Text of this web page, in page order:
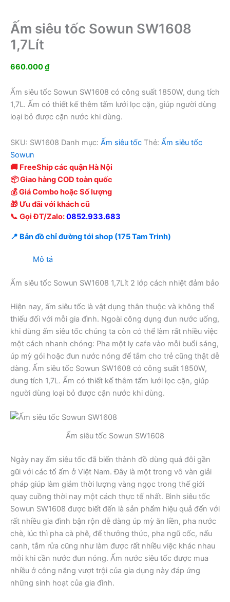
Ấm siêu tốc Sowun SW1608
1,7Lít
660.000₫
Ấm siêu tốc Sowun SW1608 có công suất 1850W, dung tích
1,7L. Ấm có thiết kế thêm tấm lưới lọc cặn, giúp người dùng
loại bỏ được cặn nước khi dùng.
SKU: SW1608 Danh mục: Ấm siêu tốc Thẻ: Ấm siêu tốc
Sowun
🚚 FreeShip các quận Hà Nội
📦 Giao hàng COD toàn quốc
💰 Giá Combo hoặc Số lượng
🎁 Ưu đãi với khách cũ
📞 Gọi ĐT/Zalo:0852.933.683
📍 Bản đồ chỉ đường tới shop (175 Tam Trinh)
Mô tả
Ấm siêu tốc Sowun SW1608 1,7Lít 2 lớp cách nhiệt đảm bảo
Hiện nay, ấm siêu tốc là vật dụng thân thuộc và không thể
thiếu đối với mỗi gia đình. Ngoài công dụng đun nước uống,
khi dùng ấm siêu tốc chúng ta còn có thể làm rất nhiều việc
một cách nhanh chóng: Pha một ly cafe vào mỗi buổi sáng,
úp mỳ gói hoặc đun nước nóng để tắm cho trẻ cũng thật dễ
dàng. Ấm siêu tốc Sowun SW1608 có công suất 1850W,
dung tích 1,7L. Ấm có thiết kế thêm tấm lưới lọc cặn, giúp
người dùng loại bỏ được cặn nước khi dùng.
Ấm siêu tốc Sowun SW1608
Ngày nay ấm siêu tốc đã biến thành đồ dùng quá đỗi gần
gũi với các tổ ấm ở Việt Nam. Đây là một trong vô vàn giải
pháp giúp làm giảm thời lượng vàng ngọc trong thế giới
quay cuồng thời nay một cách thực tế nhất. Bình siêu tốc
Sowun SW1608 được biết đến là sản phẩm hiệu quả đến với
rất nhiều gia đình bận rộn dễ dàng úp mỳ ăn liền, pha nước
chè, lúc thì pha cà phê, để thưởng thức, pha ngũ cốc, nấu
canh, tắm rửa cũng như làm được rất nhiều việc khác nhau
mỗi khi cần nước đun nóng. Ấm nước siêu tốc được mua
nhiều ở công năng vượt trội của gia dụng này đáp ứng
những sinh hoạt của gia đình.